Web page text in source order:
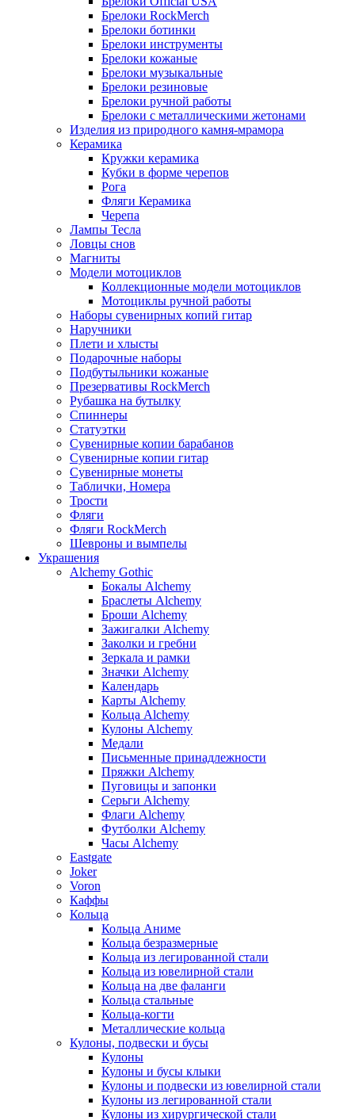
Брелоки RockMerch
Брелоки ботинки
Брелоки инструменты
Брелоки кожаные
Брелоки музыкальные
Брелоки резиновые
Брелоки ручной работы
Брелоки с металлическими жетонами
Изделия из природного камня-мрамора
Керамика
Кружки керамика
Кубки в форме черепов
Рога
Фляги Керамика
Черепа
Лампы Тесла
Ловцы снов
Магниты
Модели мотоциклов
Коллекционные модели мотоциклов
Мотоциклы ручной работы
Наборы сувенирных копий гитар
Наручники
Плети и хлысты
Подарочные наборы
Подбутыльники кожаные
Презервативы RockMerch
Рубашка на бутылку
Спиннеры
Статуэтки
Сувенирные копии барабанов
Сувенирные копии гитар
Сувенирные монеты
Таблички, Номера
Трости
Фляги
Фляги RockMerch
Шевроны и вымпелы
Украшения
Alchemy Gothic
Бокалы Alchemy
Браслеты Alchemy
Броши Alchemy
Зажигалки Alchemy
Заколки и гребни
Зеркала и рамки
Значки Alchemy
Календарь
Карты Alchemy
Кольца Alchemy
Кулоны Alchemy
Медали
Письменные принадлежности
Пряжки Alchemy
Пуговицы и запонки
Серьги Alchemy
Флаги Alchemy
Футболки Alchemy
Часы Alchemy
Eastgate
Joker
Voron
Каффы
Кольца
Кольца Аниме
Кольца безразмерные
Кольца из легированной стали
Кольца из ювелирной стали
Кольца на две фаланги
Кольца стальные
Кольца-когти
Металлические кольца
Кулоны, подвески и бусы
Кулоны
Кулоны и бусы клыки
Кулоны и подвески из ювелирной стали
Кулоны из легированной стали
Кулоны из хирургической стали